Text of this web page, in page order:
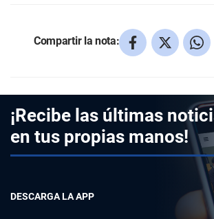
Compartir la nota:
¡Recibe las últimas
en tus propias manos!
DESCARGA LA APP